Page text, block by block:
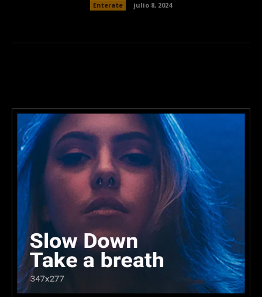
Enterate julio 8, 2024